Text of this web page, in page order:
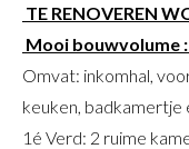
TE RENOVEREN
Mooi bouwvolume
Omvat: inkomhal,
keuken, badkamertje
1é Verd: 2 ruime